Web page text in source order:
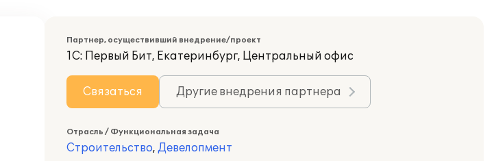
Партнер, осуществивший внедрение/проект
1С: Первый Бит, Екатеринбург, Центральный офис
Связаться Другие внедрения партнера
Отрасль / Функциональная задача
Строительство, Девелопмент